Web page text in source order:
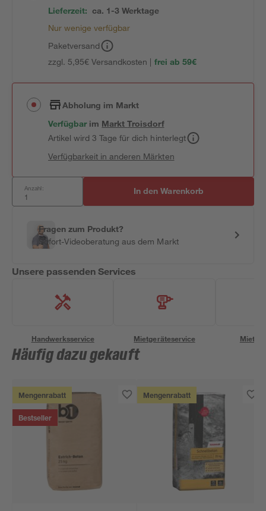
Lieferzeit: ca. 1-3 Werktage
Nur wenige verfügbar
Paketversand
zzgl. 5,95€ Versandkosten | frei ab 59€
Abholung im Markt
Verfügbar im MarktTroisdorf
Artikel wird 3 Tage für dich hinterlegt
Verfügbarkeit in anderen Märkten
Anzahl: In den Warenkorb
Fragen zum Produkt?
Sofort-Videoberatung aus dem Markt
Unsere passenden Services
Handwerksservice Mietgeräteservice
Häufig dazu gekauft
Mengenrabatt
Bestseller
Mengenrabatt